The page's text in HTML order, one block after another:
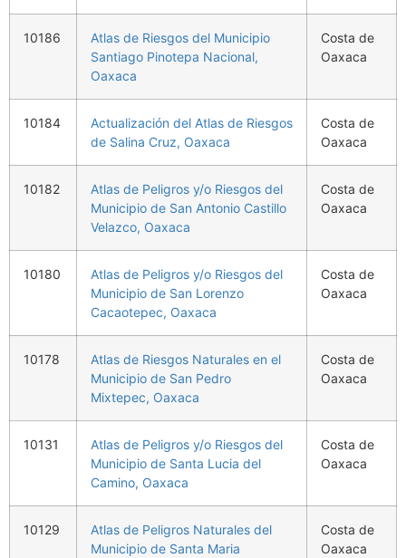
10186
Atlas de Riesgos del Municipio
Santiago Pinotepa Nacional,
Oaxaca
Costa de
Oaxaca
10184
Actualización del Atlas de Riesgos
de Salina Cruz, Oaxaca
Costa de
Oaxaca
10182
Atlas de Peligros y/o Riesgos del
Municipio de San Antonio Castillo
Velazco, Oaxaca
Costa de
Oaxaca
10180
Atlas de Peligros y/o Riesgos del
Municipio de San Lorenzo
Cacaotepec, Oaxaca
Costa de
Oaxaca
10178
Atlas de Riesgos Naturales en el
Municipio de San Pedro
Mixtepec, Oaxaca
Costa de
Oaxaca
10131
Atlas de Peligros y/o Riesgos del
Municipio de Santa Lucia del
Camino, Oaxaca
Costa de
Oaxaca
10129
Atlas de Peligros Naturales del
Municipio de Santa Maria
Costa de
Oaxaca